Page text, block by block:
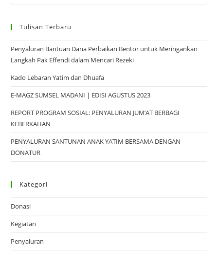
Tulisan Terbaru
Penyaluran Bantuan Dana Perbaikan Bentor untuk Meringankan
Langkah Pak Effendi dalam Mencari Rezeki
Kado Lebaran Yatim dan Dhuafa
E-MAGZ SUMSEL MADANI | EDISI AGUSTUS 2023
REPORT PROGRAM SOSIAL: PENYALURAN JUM’AT BERBAGI
KEBERKAHAN
PENYALURAN SANTUNAN ANAK YATIM BERSAMA DENGAN
DONATUR
Kategori
Donasi
Kegiatan
Penyaluran